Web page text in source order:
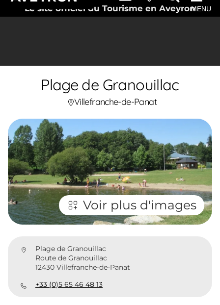
Le site officiel du Tourisme en AveyronMENU
Plage de Granouillac
Villefranche-de-Panat
Voir plus d'images
Plage de Granouillac
Route de Granouillac
12430 Villefranche-de-Panat
+33 (0)5 65 46 48 13